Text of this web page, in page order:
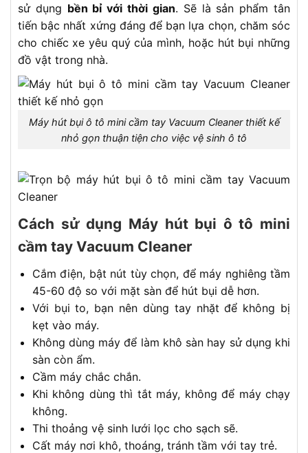
sử dụng bền bỉ với thời gian. Sẽ là sản phẩm tân
tiến bậc nhất xứng đáng để bạn lựa chọn, chăm sóc
cho chiếc xe yêu quý của mình, hoặc hút bụi những
đồ vật trong nhà.
Máy hút bụi ô tô mini cầm tay Vacuum Cleaner thiết kế
nhỏ gọn thuận tiện cho việc vệ sinh ô tô
Cách sử dụng Máy hút bụi ô tô mini
cầm tay Vacuum Cleaner
Cắm điện, bật nút tùy chọn, để máy nghiêng tầm
45-60 độ so với mặt sàn để hút bụi dễ hơn.
Với bụi to, bạn nên dùng tay nhặt để không bị
kẹt vào máy.
Không dùng máy để làm khô sàn hay sử dụng khi
sàn còn ẩm.
Cầm máy chắc chắn.
Khi không dùng thì tắt máy, không để máy chạy
không.
Thi thoảng vệ sinh lưới lọc cho sạch sẽ.
Cất máy nơi khô, thoáng, tránh tầm với tay trẻ.